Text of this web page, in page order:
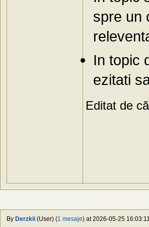
spre un
In topic
ezitati
Editat de
By Derzkii (User) (1 mesaje) at 2026-05-25